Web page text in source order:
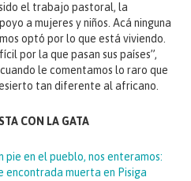
el trabajo pastoral, la
a mujeres y niños. Acá ninguna
optó por lo que está viviendo.
por la que pasan sus países”,
le comentamos lo raro que
tan diferente al africano.
CON LA GATA
pie en el pueblo, nos enteramos:
encontrada muerta en Pisiga